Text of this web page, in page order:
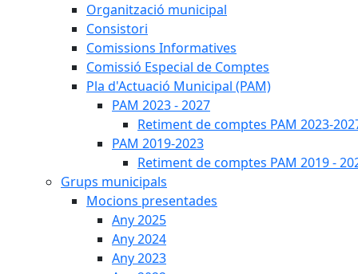
Organització municipal
Consistori
Comissions Informatives
Comissió Especial de Comptes
Pla d'Actuació Municipal (PAM)
PAM 2023 - 2027
Retiment de comptes PAM 2023-
PAM 2019-2023
Retiment de comptes PAM 2019 -
Grups municipals
Mocions presentades
Any 2025
Any 2024
Any 2023